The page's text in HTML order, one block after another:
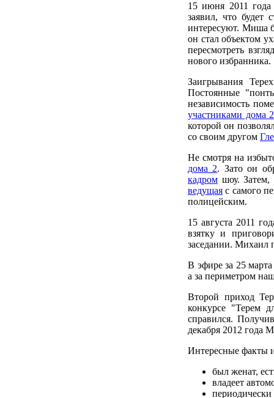
15 июня 2011 года
заявил, что будет
интересуют. Миша
он стал объектом
пересмотреть
нового избранника.
Заигрывания
Постоянные
независимость
участниками дома 2
которой он
со своим другом
Не смотря на
дома 2. Зато он
кадром шоу.
ведущая с самого
полицейским.
15 августа 2011
взятку и
заседании. Михаил
В эфире за 25
а за периметром
Второй приход
конкурсе "Терем
справился.
декабря 2012 года
Интересные факты
был женат,
владеет
периодически